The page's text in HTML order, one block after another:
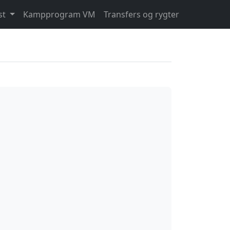
Kampprogram VM Transfers og rygter